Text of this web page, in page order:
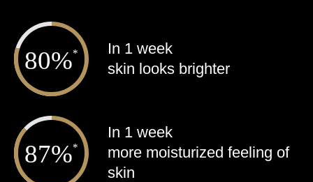
%*
In 1 week
skin looks brighter
%*
In 1 week
more moisturized feeling of
skin